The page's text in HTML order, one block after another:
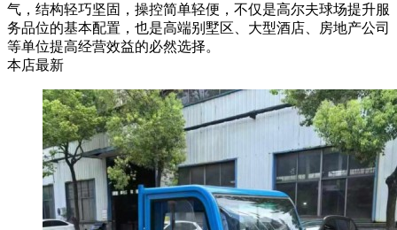
气，结构轻巧坚固，操控简单轻便，不仅是高尔夫球场提升服
务品位的基本配置，也是高端别墅区、大型酒店、房地产公司
等单位提高经营效益的必然选择。
本店最新